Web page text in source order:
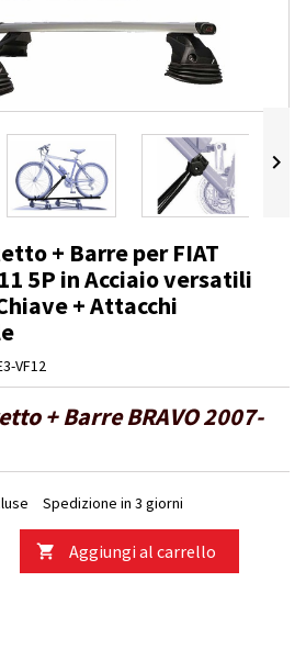

+ Barre per FIAT
5P in Acciaio versatili
+ Attacchi
VF12
+ Barre BRAVO 2007-
Spedizione in 3 giorni
 Aggiungi al carrello